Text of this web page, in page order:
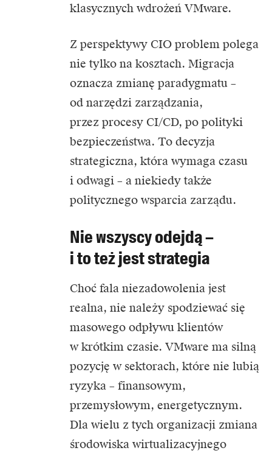
klasycznych wdrożeń VMware.
Z perspektywy CIO problem polega
nie tylko na kosztach. Migracja
oznacza zmianę paradygmatu –
od narzędzi zarządzania,
przez procesy CI/CD, po polityki
bezpieczeństwa. To decyzja
strategiczna, która wymaga czasu
i odwagi – a niekiedy także
politycznego wsparcia zarządu.
Nie wszyscy odejdą –
i to też jest strategia
Choć fala niezadowolenia jest
realna, nie należy spodziewać się
masowego odpływu klientów
w krótkim czasie. VMware ma silną
pozycję w sektorach, które nie lubią
ryzyka – finansowym,
przemysłowym, energetycznym.
Dla wielu z tych organizacji zmiana
środowiska wirtualizacyjnego